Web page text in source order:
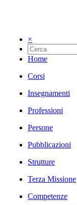
×
Home
Corsi
Insegnamenti
Professioni
Persone
Pubblicazioni
Strutture
Terza Missione
Competenze